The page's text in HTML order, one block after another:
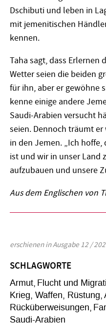
Dschibuti und leben in
mit jemenitischen
kennen.
Taha sagt, dass Erlernen
Wetter seien die beiden
für ihn, aber er gewöhne
kenne einige andere
Saudi-Arabien versucht
seien. Dennoch träumt
in den Jemen. „Ich
ist und wir in unser Land
aufzubauen und unsere
Aus dem Englischen von
erschienen in Ausgabe 12 /
SCHLAGWORTE
Armut Flucht und
Krieg, Waffen, Rüstung
Rücküberweisungen
Saudi-Arabien